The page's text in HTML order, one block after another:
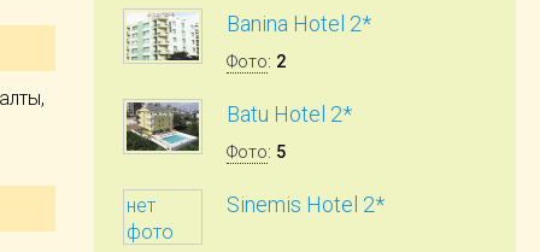
Banina Hotel 2*
Фото: 2
Batu Hotel 2*
Фото: 5
нет
фото
Sinemis Hotel 2*